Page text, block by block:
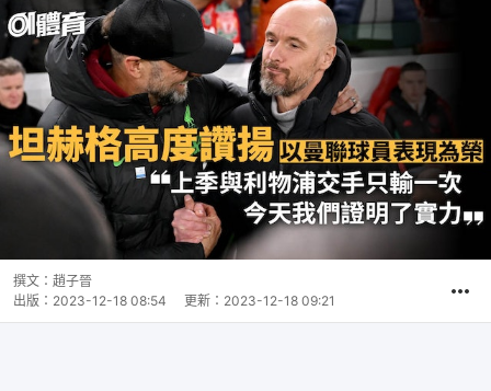
撰文： 趙子晉
出版： 2023-12-18 08:54 更新： 2023-12-18 09:21